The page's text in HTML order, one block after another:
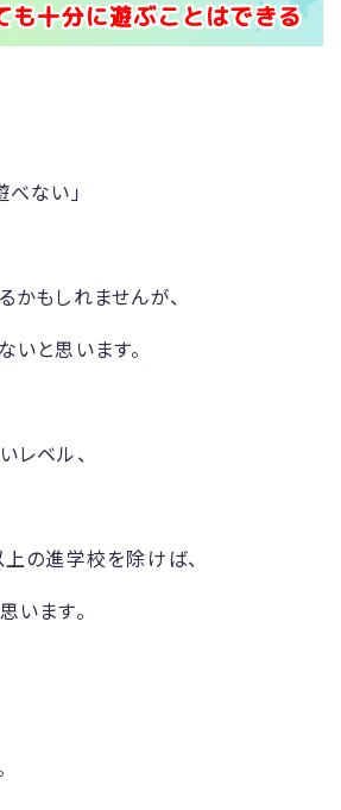
も十分に遊ぶことはできる
べない」
かもしれませんが、
いと思います。
レベル、
の進学校を除けば、
います。